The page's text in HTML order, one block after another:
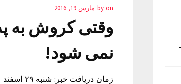
by on مارس 19, 2016
وقتی کروش به
نمی شود!